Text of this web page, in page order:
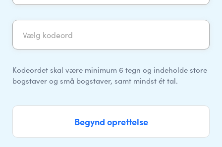
Kodeordet skal være minimum 6 tegn og indeholdestore
bogstaverog små bogstaver, samt mindst ét tal.
Begynd oprettelse